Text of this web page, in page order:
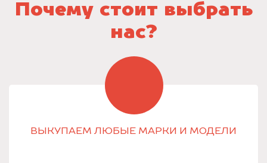
Почему стоит выбрать
нас?
ВЫКУПАЕМ ЛЮБЫЕ МАРКИ И МОДЕЛИ